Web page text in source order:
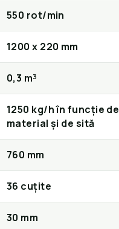
550 rot/min
1200 x 220 mm
0,3 m³
1250 kg/h în funcție de
material și de sită
760 mm
36 cuțite
30 mm